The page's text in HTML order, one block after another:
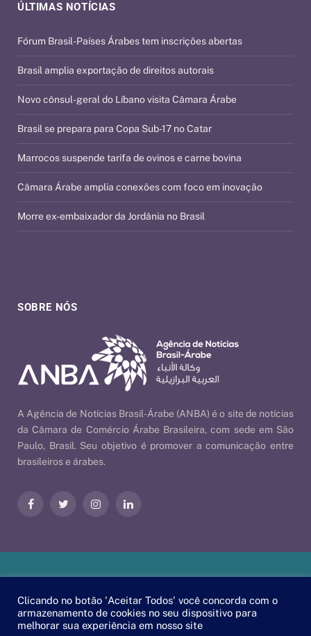
SOBRE NÓS
A Agência de Notícias Brasil-Árabe (ANBA) é o site de notícias
da Câmara de Comércio Árabe Brasileira, com sede em São
Paulo, Brasil. Seu objetivo é promover a comunicação entre
brasileiros e árabes.
FacebookTwitter InstagramLinkedIn
ÚLTIMAS NOTÍCIAS
Fórum Brasil-Países Árabes tem inscrições abertas
Brasil amplia exportação de direitos autorais
Novo cônsul-geral do Líbano visita Câmara Árabe
Brasil se prepara para Copa Sub-17 no Catar
Marrocos suspende tarifa de ovinos e carne bovina
Câmara Árabe amplia conexões com foco em inovação
Morre ex-embaixador da Jordânia no Brasil
Árabe | ByEscaEsco.
Clicando no botão 'Aceitar Todos' você concorda com o
armazenamento de cookies no seu dispositivo para
melhorar sua experiência em nosso site